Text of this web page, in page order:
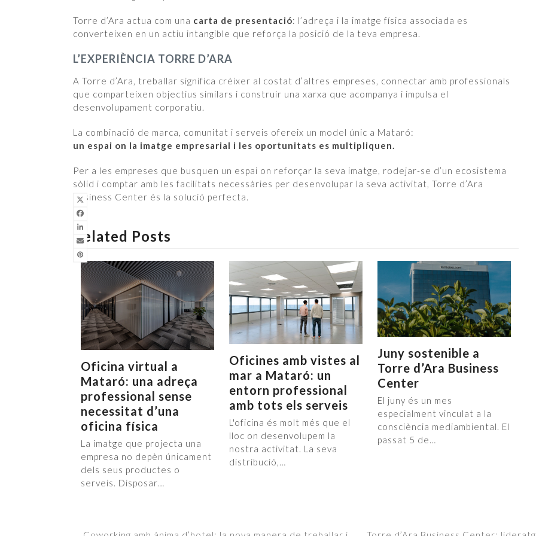
Torre d’Ara actua com una carta de presentació: l’adreça i la imatge física associada es
converteixen en un actiu intangible que reforça la posició de la teva empresa.
L’EXPERIÈNCIA TORRE D’ARA
A Torre d’Ara, treballar significa créixer al costat d’altres empreses, connectar amb professionals
que comparteixen objectius similars i construir una xarxa que acompanya i impulsa el
desenvolupament corporatiu.
La combinació de marca, comunitat i serveis ofereix un model únic a Mataró:
un espai on la imatge empresarial i les oportunitats es multipliquen.
Per a les empreses que busquen un espai on reforçar la seva imatge, rodejar-se d’un ecosistema
sòlid i comptar amb les facilitats necessàries per desenvolupar la seva activitat, Torre d’Ara
Business Center és la solució perfecta.
Related Posts
Oficina virtual a
Mataró: una adreça
professional sense
necessitat d’una
oficina física
La imatge que projecta una
empresa no depèn únicament
dels seus productes o
serveis. Disposar…
Oficines amb vistes al
mar a Mataró: un
entorn professional
amb tots els serveis
L'oficina és molt més que el
lloc on desenvolupem la
nostra activitat. La seva
distribució,…
Juny sostenible a
Torre d’Ara Business
Center
El juny és un mes
especialment vinculat a la
consciència mediambiental. El
passat 5 de…